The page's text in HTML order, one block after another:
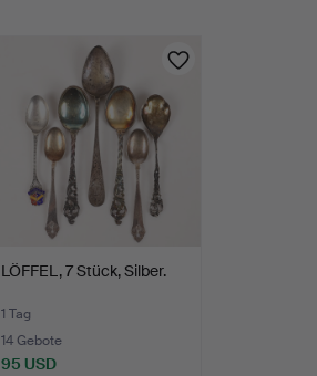
LÖFFEL, 7 Stück, Silber.
1 Tag
14 Gebote
95 USD